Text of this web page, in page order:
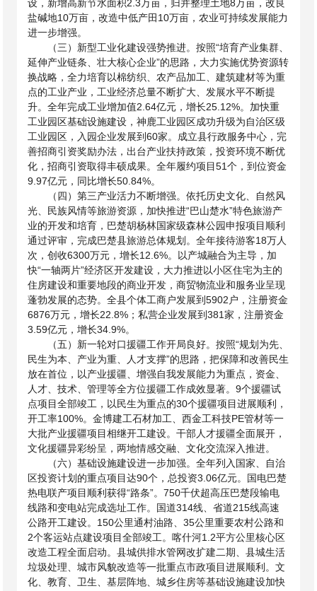
设，新增高新节水面积2.3万亩，归并整理土地8万亩，改良
盐碱地10万亩，改造中低产田10万亩，农业可持续发展能力
进一步增强。
（三）新型工业化建设强势推进。按照“培育产业集群、
延伸产业链条、壮大核心企业”的思路，大力实施优势资源转
换战略，全力培育以棉纺织、农产品加工、建筑建材等为重
点的工业产业，工业经济总量不断扩大、发展水平不断提
升。全年完成工业增加值2.64亿元，增长25.12%。加快重
工业园区基础设施建设，神鹿工业园区成功升级为自治区级
工业园区，入园企业发展到60家。成立县行政服务中心，完
善招商引资奖励办法，出台产业扶持政策，投资环境不断优
化，招商引资取得丰硕成果。全年履约项目51个，到位资金
9.97亿元，同比增长50.84%。
（四）第三产业活力不断增强。依托历史文化、自然风
光、民族风情等旅游资源，加快推进“巴山楚水”特色旅游产
业的开发和培育，巴楚胡杨林国家级森林公园申报项目顺利
通过评审，完成巴楚县旅游总体规划。全年接待游客18万人
次，创收6300万元，增长12.6%。以产城融合为主导，加
快“一轴两片”经济区开发建设，大力推进以小区住宅为主的
住房建设和重要地段的商业开发，商贸物流业和服务业呈现
蓬勃发展的态势。全县个体工商户发展到5902户，注册资金
6876万元，增长22.8%；私营企业发展到381家，注册资金
3.59亿元，增长34.9%。
（五）新一轮对口援疆工作开局良好。按照“规划为先、
民生为本、产业为重、人才支撑”的思路，把保障和改善民生
放在首位，以产业援疆、增强自我发展能力为重点，资金、
人才、技术、管理等全方位援疆工作成效显著。9个援疆试
点项目全部竣工，以民生为重点的30个援疆项目进展顺利，
开工率100%。金博建工石材加工、西金工科技PE管材等一
大批产业援疆项目相继开工建设。干部人才援疆全面展开，
文化援疆异彩纷呈，两地情感交融、文化交流深入推进。
（六）基础设施建设进一步加强。全年列入国家、自治
区投资计划的重点项目达90个，总投资3.06亿元。国电巴楚
热电联产项目顺利获得“路条”。750千伏超高压巴楚段输电
线路和变电站完成选址工作。国道314线、省道215线高速
公路开工建设。150公里通村油路、35公里重要农村公路和
2个客运站点建设项目全部竣工。喀什河1.2平方公里核心区
改造工程全面启动。县城供排水管网改扩建二期、县城生活
垃圾处理、城市风貌改造等一批重点市政项目进展顺利。文
化、教育、卫生、基层阵地、城乡住房等基础设施建设加快